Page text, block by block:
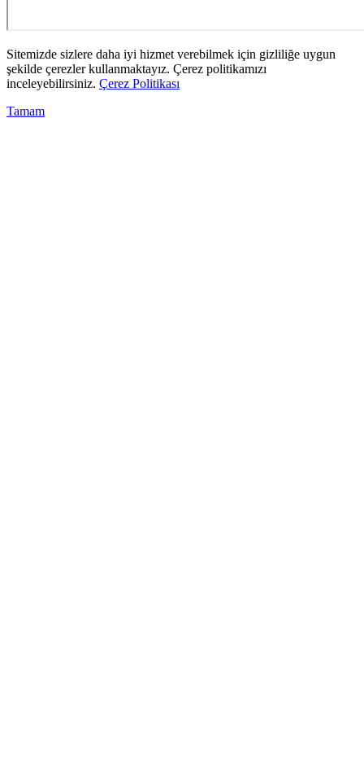
Sitemizde sizlere daha iyi hizmet verebilmek için gizliliğe uygun
şekilde çerezler kullanmaktayız. Çerez politikamızı
inceleyebilirsiniz. Çerez Politikası
Tamam